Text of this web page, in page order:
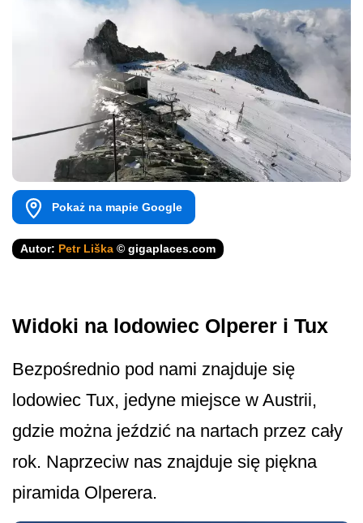
Pokaż na mapie Google
Autor: Petr Liška © gigaplaces.com
Widoki na lodowiec Olperer i Tux
Bezpośrednio pod nami znajduje się
lodowiec Tux, jedyne miejsce w Austrii,
gdzie można jeździć na nartach przez cały
rok. Naprzeciw nas znajduje się piękna
piramida Olperera.